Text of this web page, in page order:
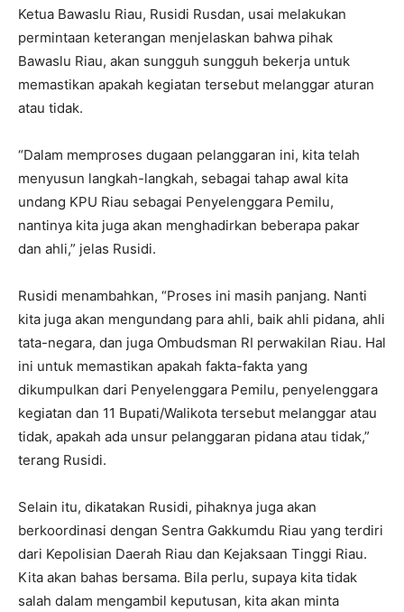
Ketua Bawaslu Riau, Rusidi Rusdan, usai melakukan
permintaan keterangan menjelaskan bahwa pihak
Bawaslu Riau, akan sungguh sungguh bekerja untuk
memastikan apakah kegiatan tersebut melanggar aturan
atau tidak.
“Dalam memproses dugaan pelanggaran ini, kita telah
menyusun langkah-langkah, sebagai tahap awal kita
undang KPU Riau sebagai Penyelenggara Pemilu,
nantinya kita juga akan menghadirkan beberapa pakar
dan ahli,” jelas Rusidi.
Rusidi menambahkan, “Proses ini masih panjang. Nanti
kita juga akan mengundang para ahli, baik ahli pidana, ahli
tata-negara, dan juga Ombudsman RI perwakilan Riau. Hal
ini untuk memastikan apakah fakta-fakta yang
dikumpulkan dari Penyelenggara Pemilu, penyelenggara
kegiatan dan 11 Bupati/Walikota tersebut melanggar atau
tidak, apakah ada unsur pelanggaran pidana atau tidak,”
terang Rusidi.
Selain itu, dikatakan Rusidi, pihaknya juga akan
berkoordinasi dengan Sentra Gakkumdu Riau yang terdiri
dari Kepolisian Daerah Riau dan Kejaksaan Tinggi Riau.
Kita akan bahas bersama. Bila perlu, supaya kita tidak
salah dalam mengambil keputusan, kita akan minta